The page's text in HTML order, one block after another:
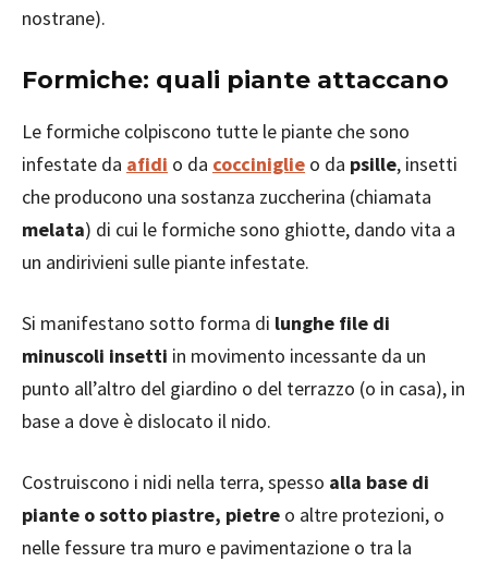
nostrane).
Formiche: quali piante attaccano
Le formiche colpiscono tutte le piante che sono
infestate da afidi o da cocciniglie o da psille, insetti
che producono una sostanza zuccherina (chiamata
melata) di cui le formiche sono ghiotte, dando vita a
un andirivieni sulle piante infestate.
Si manifestano sotto forma di lunghe file di
minuscoli insetti in movimento incessante da un
punto all’altro del giardino o del terrazzo (o in casa), in
base a dove è dislocato il nido.
Costruiscono i nidi nella terra, spesso alla base di
piante o sotto piastre, pietre o altre protezioni, o
nelle fessure tra muro e pavimentazione o tra la